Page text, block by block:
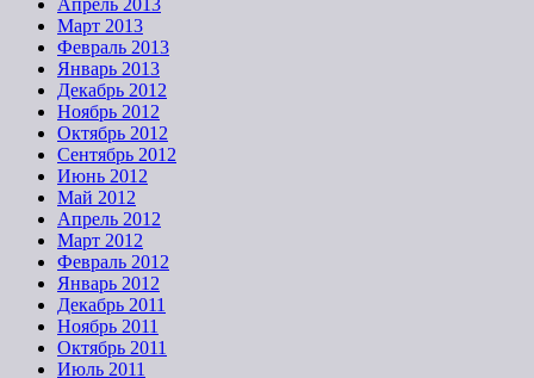
Апрель 2013
Март 2013
Февраль 2013
Январь 2013
Декабрь 2012
Ноябрь 2012
Октябрь 2012
Сентябрь 2012
Июнь 2012
Май 2012
Апрель 2012
Март 2012
Февраль 2012
Январь 2012
Декабрь 2011
Ноябрь 2011
Октябрь 2011
Июль 2011